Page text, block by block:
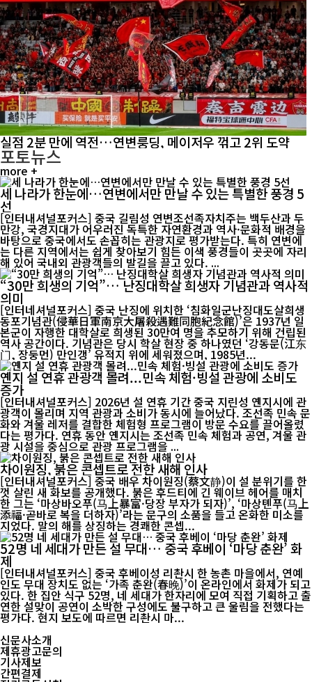
실점 2분 만에 역전…연변룽딩, 메이저우 꺾고 2위 도약
포토뉴스
more +
세 나라가 한눈에…연변에서만 만날 수 있는 특별한 풍경 5
선
[인터내셔널포커스] 중국 길림성 연변조선족자치주는 백두산과 두
만강, 국경지대가 어우러진 독특한 자연환경과 역사·문화적 배경을
바탕으로 중국에서도 손꼽히는 관광지로 평가받는다. 특히 연변에
는 다른 지역에서는 쉽게 찾아보기 힘든 이색 풍경들이 곳곳에 자리
해 있어 국내외 관광객들의 발길을 끌고 있다. ...
“30만 희생의 기억”… 난징대학살 희생자 기념관과 역사적
의미
[인터네셔널포커스] 중국 난징에 위치한 ‘침화일군난징대도살희생
동포기념관(侵華日軍南京大屠殺遇難同胞紀念館)’은 1937년 일
본군이 자행한 대학살로 희생된 30만여 명을 추모하기 위해 건립된
역사 공간이다. 기념관은 당시 학살 현장 중 하나였던 ‘강동문(江东
门, 장둥먼) 만인갱’ 유적지 위에 세워졌으며, 1985년...
옌지 설 연휴 관광객 몰려...민속 체험·빙설 관광에 소비도
증가
[인터내셔널포커스] 2026년 설 연휴 기간 중국 지린성 옌지시에 관
광객이 몰리며 지역 관광과 소비가 동시에 늘어났다. 조선족 민속 문
화와 겨울 레저를 결합한 체험형 프로그램이 방문 수요를 끌어올렸
다는 평가다. 연휴 동안 옌지시는 조선족 민속 체험과 공연, 겨울 관
광 시설을 중심으로 관광 프로그램을 ...
차이원징, 붉은 콘셉트로 전한 새해 인사
[인터내셔널포커스] 중국 배우 차이원징(蔡文静)이 설 분위기를 한
껏 살린 새 화보를 공개했다. 붉은 후드티에 긴 웨이브 헤어를 매치
한 그는 ‘마상바오푸(马上暴富·당장 부자가 되자)’, ‘마상톈푸(马上
添福·곧바로 복을 더하자)’라는 문구의 소품을 들고 온화한 미소를
지었다. 말의 해를 상징하는 경쾌한 콘셉...
52명 네 세대가 만든 설 무대… 중국 후베이 ‘마당 춘완’ 화
제
[인터내셔널포커스] 중국 후베이성 리촨시 한 농촌 마을에서, 연예
인도 무대 장치도 없는 ‘가족 춘완(春晚)’이 온라인에서 화제가 되고
있다. 한 집안 식구 52명, 네 세대가 한자리에 모여 직접 기획하고 출
연한 설맞이 공연이 소박한 구성에도 불구하고 큰 울림을 전했다는
평가다. 현지 보도에 따르면 리촨시 마...
신문사소개
제휴광고문의
기사제보
간편결제